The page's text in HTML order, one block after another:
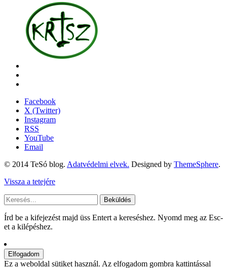
Facebook
X (Twitter)
Instagram
RSS
YouTube
Email
© 2014 TeSó blog. Adatvédelmi elvek. Designed by ThemeSphere.
Vissza a tetejére
Beküldés
Írd be a kifejezést majd üss Entert a kereséshez. Nyomd meg az Esc-
et a kilépéshez.
Ez a weboldal sütiket használ. Az elfogadom gombra kattintással